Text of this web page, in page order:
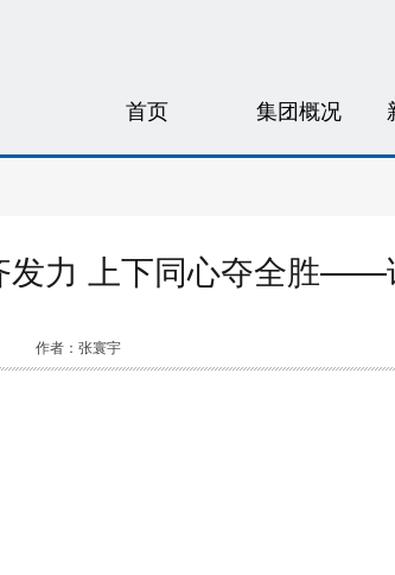
首页 集团概况
发力 上下同心夺全胜——
作者：张寰宇